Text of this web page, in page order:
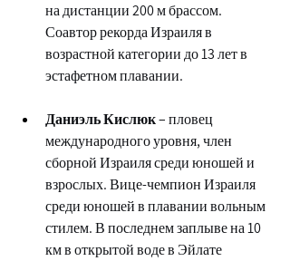
на дистанции 200 м брассом.
Соавтор рекорда Израиля в
возрастной категории до 13 лет в
эстафетном плавании.
Даниэль Кислюк – пловец
международного уровня, член
сборной Израиля среди юношей и
взрослых. Вице-чемпион Израиля
среди юношей в плавании вольным
стилем. В последнем заплыве на 10
км в открытой воде в Эйлате